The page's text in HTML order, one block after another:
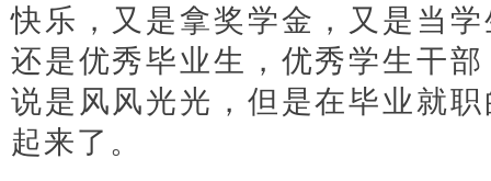
快乐，又是拿奖学金，又是当
还是优秀毕业生，优秀学生干
说是风风光光，但是在毕业就
起来了。